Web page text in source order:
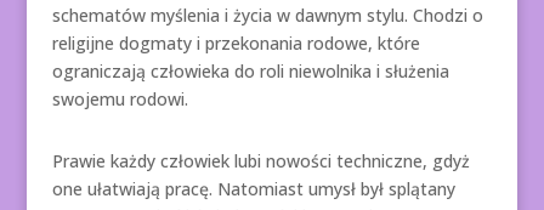
schematów myślenia i życia w dawnym stylu. Chodzi o
religijne dogmaty i przekonania rodowe, które
ograniczają człowieka do roli niewolnika i służenia
swojemu rodowi.
Prawie każdy człowiek lubi nowości techniczne, gdyż
one ułatwiają pracę. Natomiast umysł był splątany